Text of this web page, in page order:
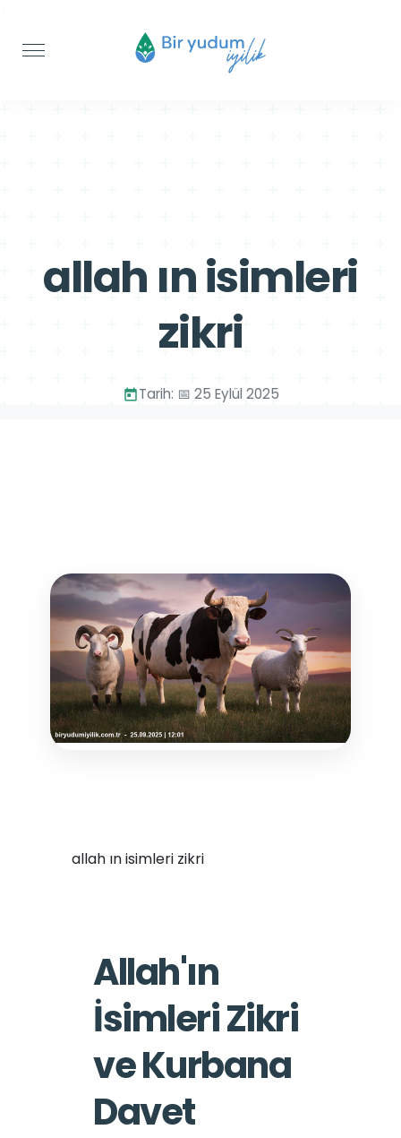
allah ın isimleri
zikri
Tarih: 📅 25 Eylül 2025
allah ın isimleri zikri
Allah'ın
İsimleri Zikri
ve Kurbana
Davet